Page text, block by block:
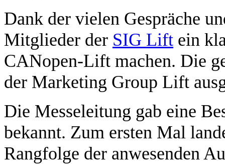
Dank der vielen Gespräche
Mitglieder der SIG Lift ein
CANopen-Lift machen. Die
der Marketing Group Lift
Die Messeleitung gab eine
bekannt. Zum ersten Mal
Rangfolge der anwesenden